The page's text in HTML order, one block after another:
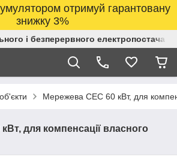
отримуй гарантовану
знижку 3%
і безперервного
Мережева СЕС 60 кВт, для
для компенсації власного